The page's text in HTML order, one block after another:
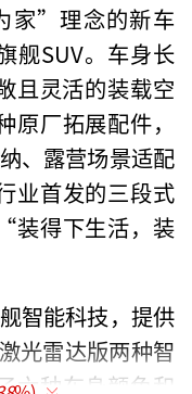
家”理念的新车
舰SUV。车身长
且灵活的装载空
厂拓展配件，
、露营场景适配
业首发的三段式
装得下生活，装
智能科技，提供
光雷达版两种智
六种车身颜色和